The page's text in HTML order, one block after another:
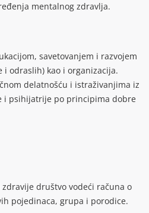
mentalnog zdravlja.
savetovanjem i razvojem
i odraslih) kao i organizacija.
delatnošću i istraživanjima iz
i psihijatrije po principima dobre
zdravije društvo vodeći računa o
pojedinaca, grupa i porodice.